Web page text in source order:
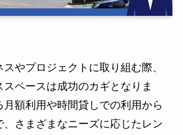
やプロジェクトに取り組む際、
ペースは成功のカギとなりま
月額利用や時間貸しでの利用から
、さまざまなニーズに応じたレン